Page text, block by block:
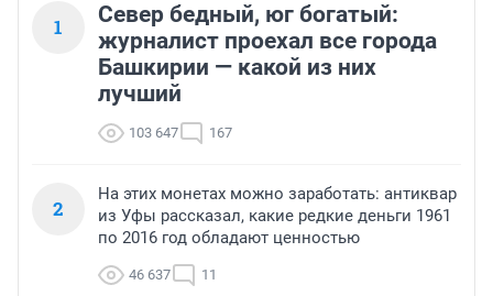
1
Север бедный, юг богатый:
журналист проехал все города
Башкирии — какой из них
лучший
103 647 167
2
На этих монетах можно заработать: антиквар
из Уфы рассказал, какие редкие деньги 1961
по 2016 год обладают ценностью
46 637 11